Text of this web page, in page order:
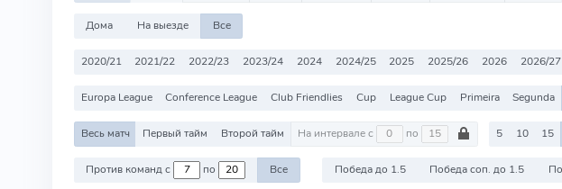
Дома На выезде Все
2020/21 2021/22 2022/23 2023/24 2024 2024/25 2025 2025/26 2026 2026/27
Europa League Conference League Club Friendlies Cup League Cup Primeira Segunda
Весь матч Первый тайм Второй тайм На интервале с по 5 10 15
Против команд с по Все Победа до 1.5 Победа соп. до 1.5